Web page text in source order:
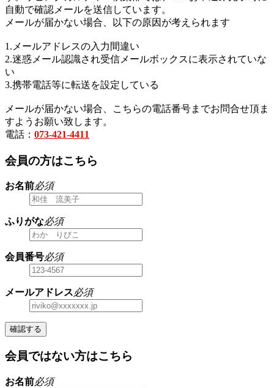
自動で確認メールを送信しています。
メールが届かない場合、以下の原因が考えられます
1.メールアドレスの入力間違い
2.迷惑メール認識され受信メールボックスに表示されていな
い
3.携帯電話等に転送を設定している
メールが届かない場合、こちらの電話番号までお問合せ頂ま
すようお願い致します。
電話： 073-421-4411
会員の方はこちら
お名前必須
ふりがな必須
会員番号必須
メールアドレス必須
確認する
会員ではない方はこちら
お名前必須